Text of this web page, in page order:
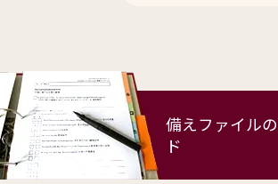
備えファイルの
ド